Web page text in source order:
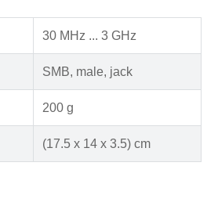
30 MHz ... 3 GHz
SMB, male, jack
200 g
(17.5 x 14 x 3.5) cm